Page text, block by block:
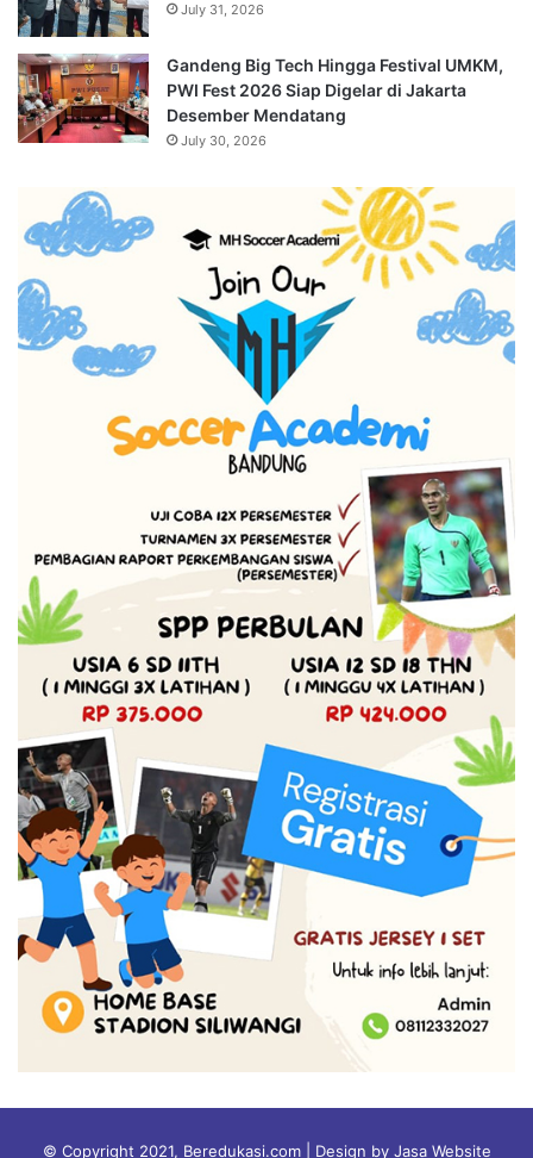
July 31, 2026
Gandeng Big Tech Hingga Festival UMKM,
PWI Fest 2026 Siap Digelar di Jakarta
Desember Mendatang
July 30, 2026
© Copyright 2021, Beredukasi.com | Design by Jasa Website